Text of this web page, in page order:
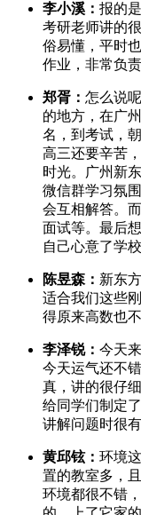
李小溪： 报的
考研老师讲的
俗易懂，平时
作业，非常负责
郑胥： 怎么说
的地方，在广
名，到考试，
高三还要辛苦
时光。广州新
微信群学习氛
会互相解答。
面试等。最后
自己心意了学校
陈昱森： 新东
适合我们这些
得原来高数也
李泽锐： 今天
今天运气还不
真，讲的很仔
给同学们制定
讲解问题时很
黄邱铉： 环境
置的教室多，
环境都很不错